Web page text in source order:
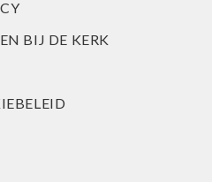
BIJ DE KERK